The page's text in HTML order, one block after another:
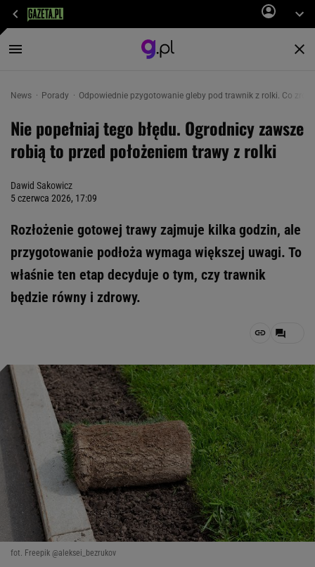
News Porady Odpowiednie pzygotowanie gleby pod trawnik z rolki. Co
Nie popełniaj tego błędu. Ogrodnicy zawsze
robią to przed położeniem trawy z rolki
Dawid Sakowicz
5 czerwca 2026, 17:09
Rozłożenie gotowej trawy zajmuje kilka godzin, ale
przygotowanie podłoża wymaga większej uwagi. To
właśnie ten etap decyduje o tym, czy trawnik
będzie równy i zdrowy.
fot. Freepik @aleksei_bezrukov